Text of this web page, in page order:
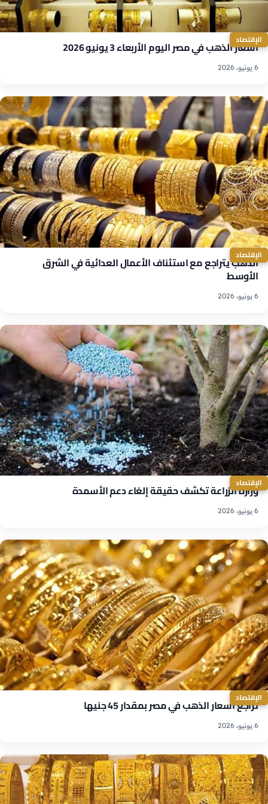
الإقتصاد
أسعار الذهب في مصر اليوم الأربعاء 3 يونيو 2026
6 يونيو، 2026
الإقتصاد
الذهب يتراجع مع استئناف الأعمال العدائية في الشرق
الأوسط
6 يونيو، 2026
الإقتصاد
وزارة الزراعة تكشف حقيقة إلغاء دعم الأسمدة
6 يونيو، 2026
الإقتصاد
تراجع أسعار الذهب في مصر بمقدار 45 جنيها
6 يونيو، 2026